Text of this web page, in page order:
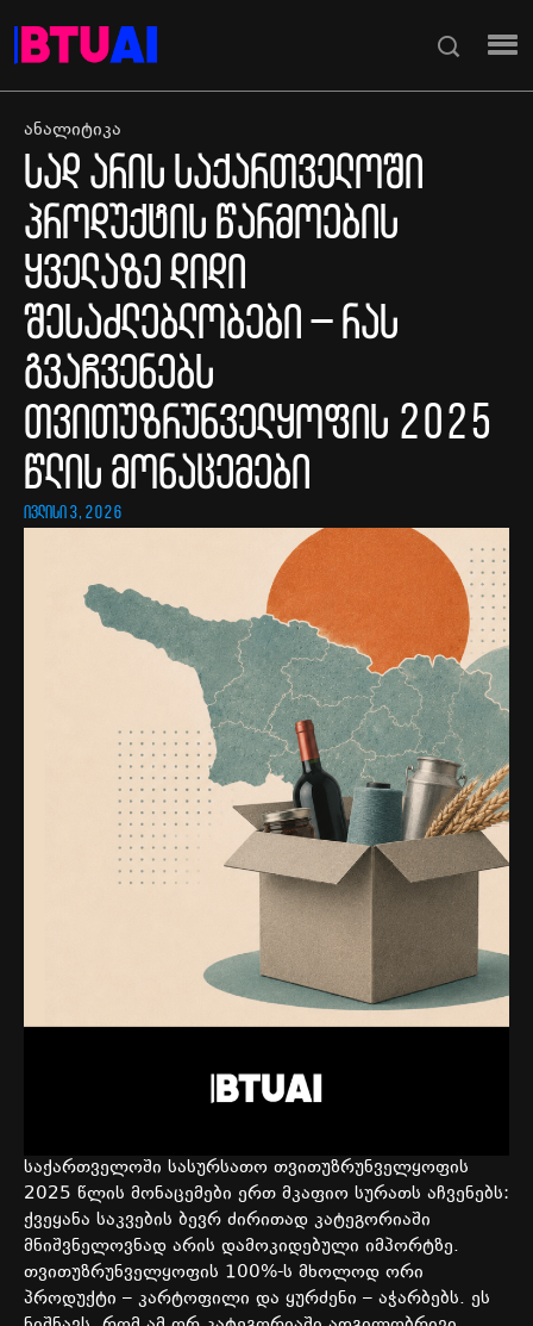
ანალიტიკა
სად არის საქართველოში
პროდუქტის წარმოების
ყველაზე დიდი
შესაძლებლობები – რას
გვაჩვენებს
თვითუზრუნველყოფის 2025
წლის მონაცემები
ივლისი 3, 2026
საქართველოში სასურსათო თვითუზრუნველყოფის
2025 წლის მონაცემები ერთ მკაფიო სურათს აჩვენებს:
ქვეყანა საკვების ბევრ ძირითად კატეგორიაში
მნიშვნელოვნად არის დამოკიდებული იმპორტზე.
თვითუზრუნველყოფის 100%-ს მხოლოდ ორი
პროდუქტი – კარტოფილი და ყურძენი – აჭარბებს. ეს